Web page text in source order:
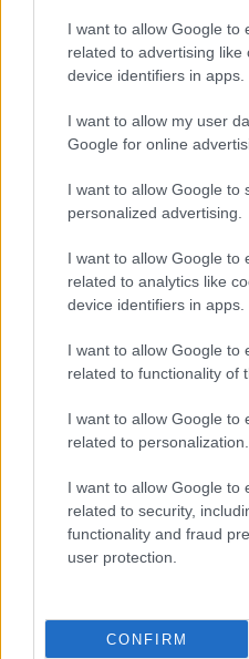
I want to allow Google to
related to advertising like
device identifiers in apps.
I want to allow my user
Google for online
I want to allow Google to
personalized advertising.
I want to allow Google to
related to analytics like
device identifiers in apps.
I want to allow Google to
related to functionality of
I want to allow Google to
related to personalization.
I want to allow Google to
related to security,
functionality and fraud
user protection.
CONFIRM
Michelle
vivo: un amico vip
Calangianus,
esplode la
Pausa caffè
soluzione ideale
Monte Pino, la
rinascita della
Raid nelle
la rete elettrica